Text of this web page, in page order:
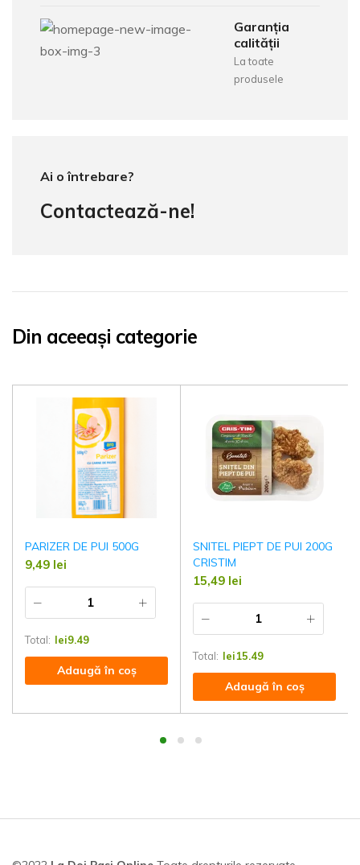
Garanția
calității
La toate
produsele
Ai o întrebare?
Contactează-ne!
Din aceeași categorie
PARIZER DE PUI 500G
9,49 lei
Total: lei9.49
Adaugă în coș
SNITEL PIEPT DE PUI 200G
CRISTIM
15,49 lei
Total: lei15.49
Adaugă în coș